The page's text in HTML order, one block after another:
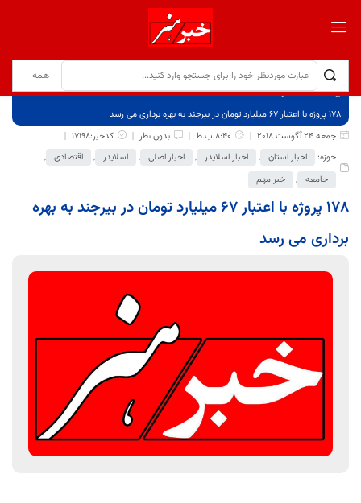
برگ نخست
نوشته‌ها
178 پروژه با اعتبار 67 میلیارد تومان در بیرجند به بهره برداری می رسد
جمعه 24 آگوست 2018
8:40 ب.ظ بدون نظر
کدخبر:17198
حوزه:
اخبار استان , اخبار اسلایدر , اخبار اصلی , اسلایدر , اقتصادی ,
جامعه , خبر مهم
178 پروژه با اعتبار 67 میلیارد تومان در بیرجند به بهره
برداری می رسد